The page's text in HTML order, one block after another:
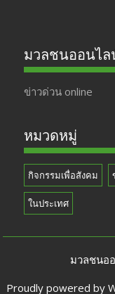
มวลชนออนไ
ข่าวด่วน online
หมวดหมู่
กิจกรรมเพื่อสังคม
ในประเทศ
มวลชนอ
Proudly powered by